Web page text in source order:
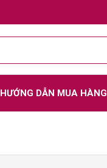
HƯỚNG DẪN MUA HÀNG